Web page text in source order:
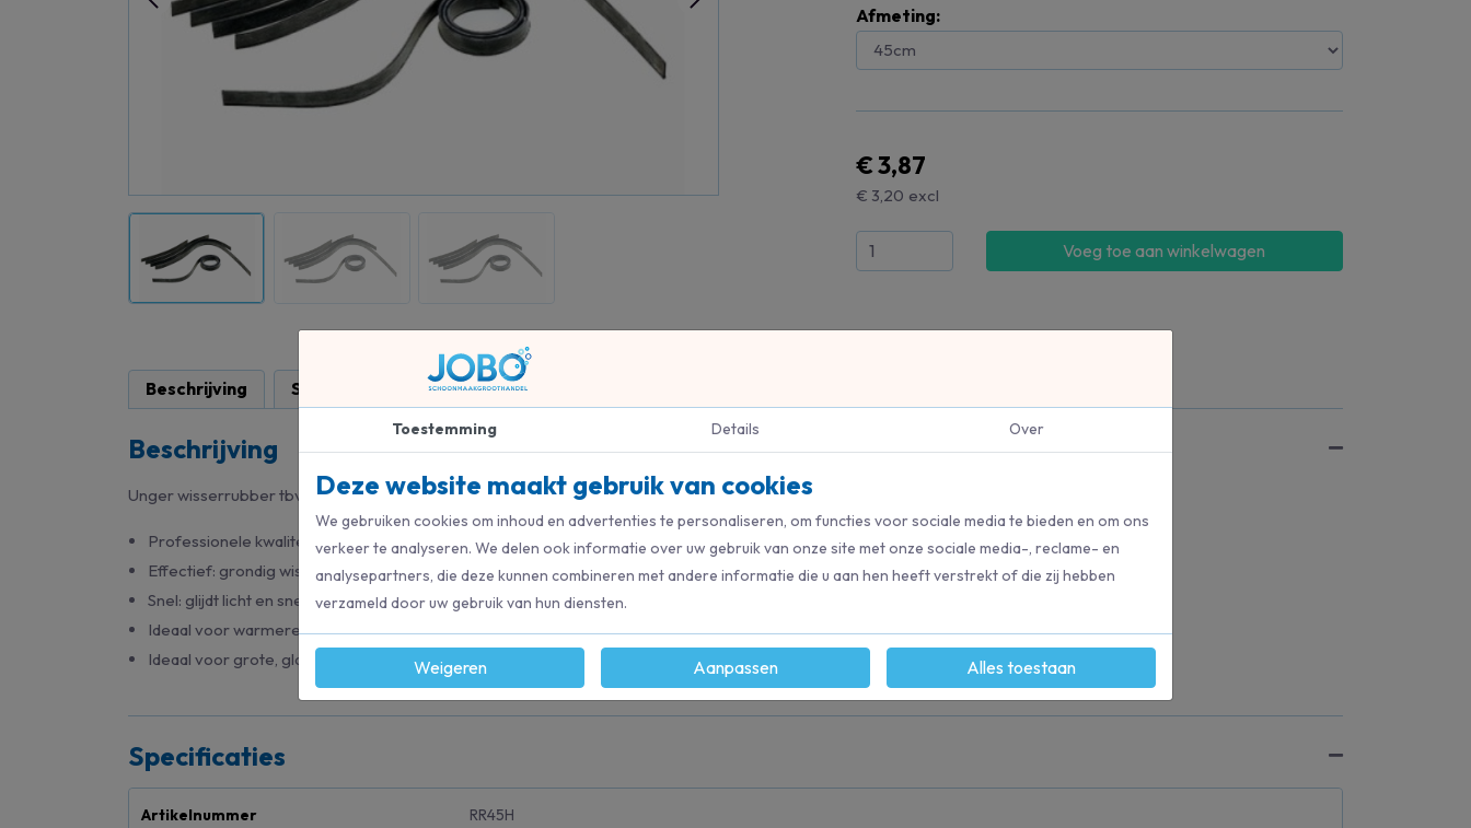
Afmeting:
€ 3,87
€ 3,20 excl
Voeg toe aan winkelwagen
Beschrijving Specificaties
Beschrijving
Unger wisserrubber tbv s-rail
Professionele kwaliteit: lange levensduur.
Effectief: grondig wissen dankzij scherpe randen.
Snel: glijdt licht en snel op grote oppervlakken.
Ideaal voor warmere temperaturen
Ideaal voor grote, gladde oppervlakken
Specificaties
Artikelnummer RR45H
Toestemming Details Over
Deze website maakt gebruik van cookies
We gebruiken cookies om inhoud en advertenties te personaliseren, om functies voor sociale media te bieden en om ons
verkeer te analyseren. We delen ook informatie over uw gebruik van onze site met onze sociale media-, reclame- en
analysepartners, die deze kunnen combineren met andere informatie die u aan hen heeft verstrekt of die zij hebben
verzameld door uw gebruik van hun diensten.
Weigeren Aanpassen Alles toestaan